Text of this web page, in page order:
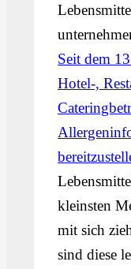
Seit dem
Hotel-,
kleinsten
mit sich
sind diese